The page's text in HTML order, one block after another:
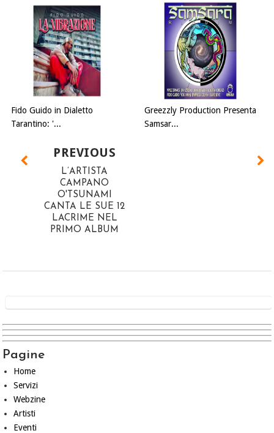
Fido Guido in Dialetto
Tarantino: '...
Greezzly Production Presenta
Samsar...
PREVIOUS
L’ARTISTA
CAMPANO
O'TSUNAMI
CANTA LE SUE 12
LACRIME NEL
PRIMO ALBUM
Pagine
Home
Servizi
Webzine
Artisti
Eventi